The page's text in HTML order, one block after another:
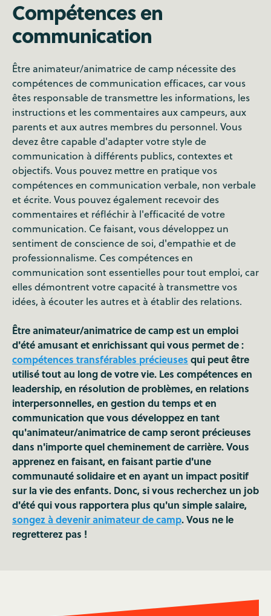
Compétences en
communication
Être animateur/animatrice de camp nécessite des
compétences de communication efficaces, car vous
êtes responsable de transmettre les informations, les
instructions et les commentaires aux campeurs, aux
parents et aux autres membres du personnel. Vous
devez être capable d'adapter votre style de
communication à différents publics, contextes et
objectifs. Vous pouvez mettre en pratique vos
compétences en communication verbale, non verbale
et écrite. Vous pouvez également recevoir des
commentaires et réfléchir à l'efficacité de votre
communication. Ce faisant, vous développez un
sentiment de conscience de soi, d'empathie et de
professionnalisme. Ces compétences en
communication sont essentielles pour tout emploi, car
elles démontrent votre capacité à transmettre vos
idées, à écouter les autres et à établir des relations.
Être animateur/animatrice de camp est un emploi
d'été amusant et enrichissant qui vous permet de :
compétences transférables précieuses qui peut être
utilisé tout au long de votre vie. Les compétences en
leadership, en résolution de problèmes, en relations
interpersonnelles, en gestion du temps et en
communication que vous développez en tant
qu'animateur/animatrice de camp seront précieuses
dans n'importe quel cheminement de carrière. Vous
apprenez en faisant, en faisant partie d'une
communauté solidaire et en ayant un impact positif
sur la vie des enfants. Donc, si vous recherchez un job
d'été qui vous rapportera plus qu'un simple salaire,
songez à devenir animateur de camp. Vous ne le
regretterez pas !